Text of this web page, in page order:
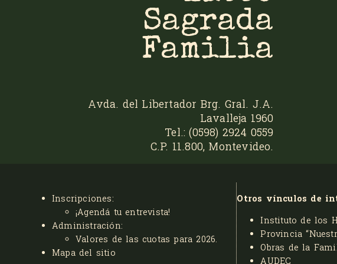
Sagrada
Familia
Avda. del Libertador Brg. Gral. J.A.
Lavalleja 1960
Tel.: (0598) 2924 0559
C.P. 11.800, Montevideo.
Inscripciones:
¡Agendá tu entrevista!
Administración:
Valores de las cuotas para 2026.
Mapa del sitio
Otros vínculos de
Instituto de los
Provincia
Obras de la
AUDEC